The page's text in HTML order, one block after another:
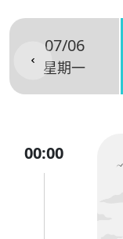
07/06
星期一
00:00